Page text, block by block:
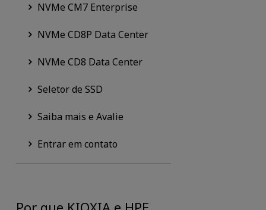
NVMe CM7 Enterprise
NVMe CD8P Data Center
NVMe CD8 Data Center
Seletor de SSD
Saiba mais e Avalie
Entrar em contato